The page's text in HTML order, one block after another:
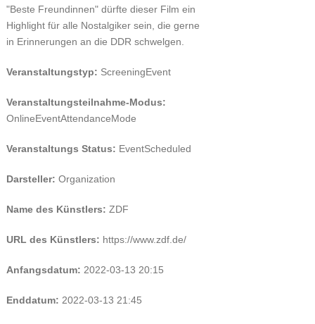
"Beste Freundinnen" dürfte dieser Film ein
Highlight für alle Nostalgiker sein, die gerne
in Erinnerungen an die DDR schwelgen.
Veranstaltungstyp: ScreeningEvent
Veranstaltungsteilnahme-Modus:
OnlineEventAttendanceMode
Veranstaltungs Status: EventScheduled
Darsteller: Organization
Name des Künstlers: ZDF
URL des Künstlers: https://www.zdf.de/
Anfangsdatum: 2022-03-13 20:15
Enddatum: 2022-03-13 21:45